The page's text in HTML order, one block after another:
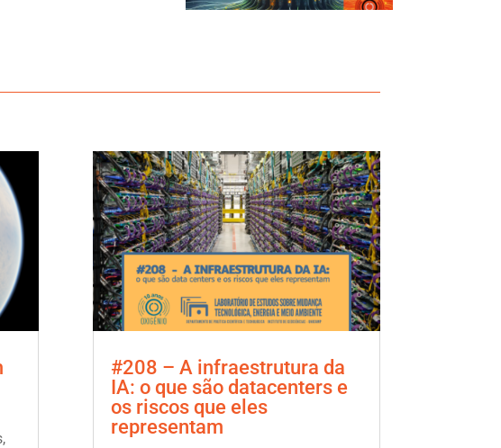
,
#208 – A infraestrutura da
IA: o que são datacenters e
os riscos que eles
representam